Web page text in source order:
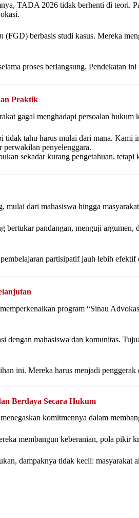
TADA 2026 tidak berhenti di teori.
(FGD) berbasis studi kasus. Mereka
proses berlangsung. Pendekatan
Praktik
gagal menghadapi persoalan hukum
tidak tahu harus mulai dari mana. Kami
perwakilan penyelenggara.
sekadar kurang pengetahuan, tetapi
mulai dari mahasiswa hingga
bertukar pandangan, menguji argumen,
partisipatif jauh lebih efektif
program “Sinau
mahasiswa dan komunitas.
ini. Mereka harus menjadi
Berdaya Secara Hukum
komitmennya dalam
membangun keberanian, pola pikir
dampaknya tidak kecil: masyarakat